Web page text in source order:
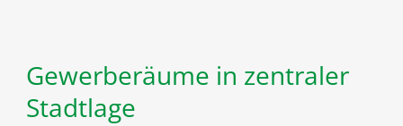
Gewerberäume in zentraler
Stadtlage